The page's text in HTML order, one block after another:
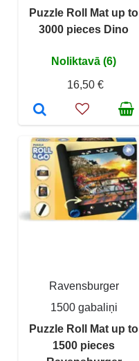
Puzzle Roll Mat up to
3000 pieces Dino
Noliktavā (6)
16,50 €
Ravensburger
1500 gabaliņi
Puzzle Roll Mat up to
1500 pieces